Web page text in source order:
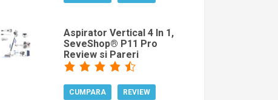
Aspirator Vertical 4 In 1,
SeveShop® P11 Pro
Review si Pareri
CUMPARA REVIEW